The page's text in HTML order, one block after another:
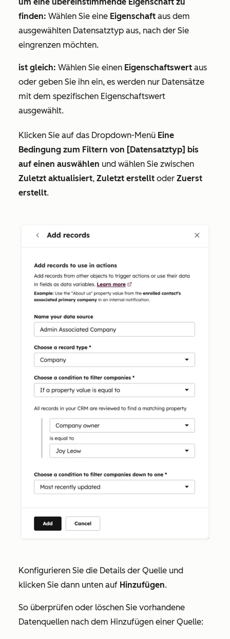
finden: Wählen Sie eine Eigenschaft aus dem
ausgewählten Datensatztyp aus, nach der Sie
eingrenzen möchten.
ist gleich: Wählen Sie einen Eigenschaftswert aus
oder geben Sie ihn ein, es werden nur Datensätze
mit dem spezifischen Eigenschaftswert
ausgewählt.
Klicken Sie auf das Dropdown-Menü Eine
Bedingung zum Filtern von [Datensatztyp] bis
auf einen auswählen und wählen Sie zwischen
Zuletzt aktualisiert, Zuletzt erstellt oder Zuerst
erstellt.
Konfigurieren Sie die Details der Quelle und
klicken Sie dann unten auf Hinzufügen.
So überprüfen oder löschen Sie vorhandene
Datenquellen nach dem Hinzufügen einer Quelle: